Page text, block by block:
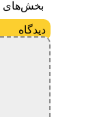
بخش‌های